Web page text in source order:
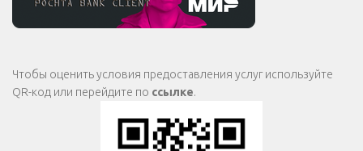
Чтобы оценить условия предоставления услуг используйте
QR-код или перейдите по ссылке.